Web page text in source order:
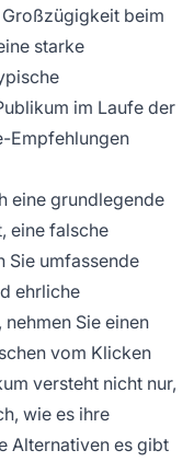
beim
starke
im Laufe der
Empfehlungen
eine grundlegende
eine falsche
Sie umfassende
ehrliche
Sie einen
vom Klicken
versteht nicht nur,
wie es ihre
Alternativen es gibt